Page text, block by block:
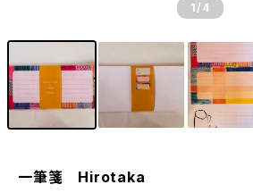
1 /4
一筆箋 Hirotaka